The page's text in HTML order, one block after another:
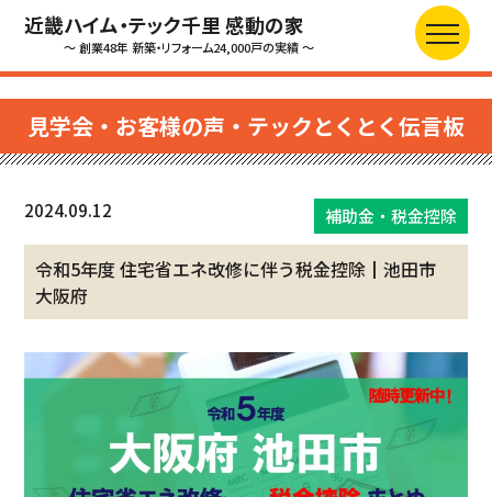
近畿ハイム・テック千里 感動の家
～ 創業48年 新築・リフォーム24,000戸の実績 ～
見学会・お客様の声・テックとくとく伝言板
2024.09.12 補助金・税金控除
令和5年度 住宅省エネ改修に伴う税金控除┃池田市
大阪府